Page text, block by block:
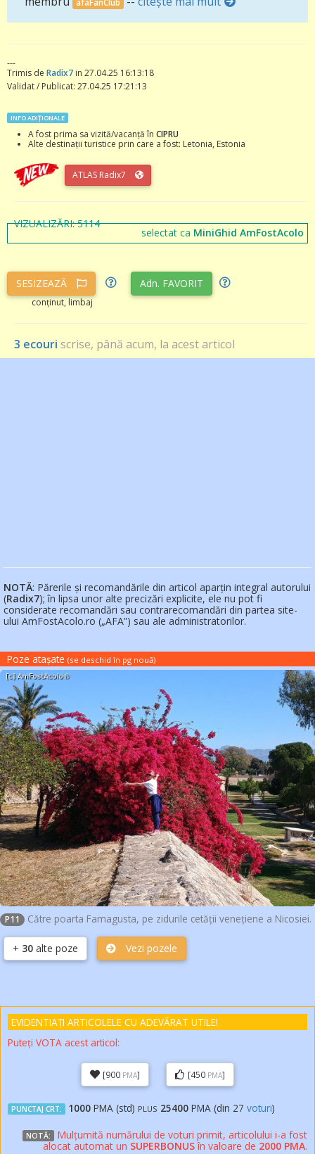
afaFanClub
---
Trimis de Radix7 in 27.04.25 16:13:18
Validat / Publicat: 27.04.25 17:21:13
INFO ADIȚIONALE
A fost prima sa vizită/vacanță în CIPRU
Alte destinații turistice prin care a fost: Letonia, Estonia
ATLAS Radix7
VIZUALIZĂRI: 5114
selectat ca MiniGhid AmFostAcolo
SESIZEAZĂ
conținut, limbaj
Adn. FAVORIT
3 ecouri scrise, până acum, la acest articol
NOTĂ: Părerile și recomandările din articol aparțin integral autorului
(Radix7); în lipsa unor alte precizări explicite, ele nu pot fi
considerate recomandări sau contrarecomandări din partea site-
ului AmFostAcolo.ro („AFA”) sau ale administratorilor.
Poze atașate (se deschid în pg nouă)
P11 Către poarta Famagusta, pe zidurile cetății venețiene a Nicosiei.
+ 30 alte poze Vezi pozele
EVIDENTIAȚI ARTICOLELE CU ADEVĂRAT UTILE!
Puteți VOTA acest articol:
[900 PMA] [450 PMA]
PUNCTAJ CRT: 1000 PMA (std) PLUS 25400 PMA (din 27 voturi)
NOTĂ:
Mulțumită numărului de voturi primit, articolului i-a fost
alocat automat un SUPERBONUSîn valoare de 2000 PMA.